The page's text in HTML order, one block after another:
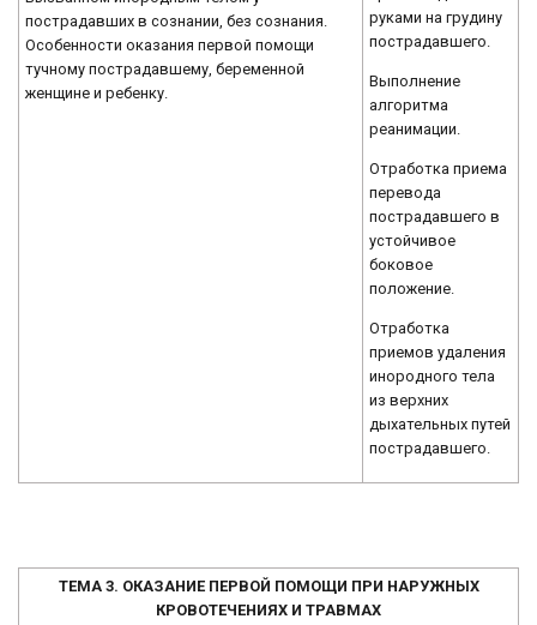
пострадавших в сознании, без сознания.
Особенности оказания первой помощи
тучному пострадавшему, беременной
женщине и ребенку.
руками на грудину
пострадавшего.
Выполнение
алгоритма
реанимации.
Отработка приема
перевода
пострадавшего в
устойчивое
боковое
положение.
Отработка
приемов удаления
инородного тела
из верхних
дыхательных путей
пострадавшего.
ТЕМА 3. ОКАЗАНИЕ ПЕРВОЙ ПОМОЩИ ПРИ НАРУЖНЫХ
КРОВОТЕЧЕНИЯХ И ТРАВМАХ